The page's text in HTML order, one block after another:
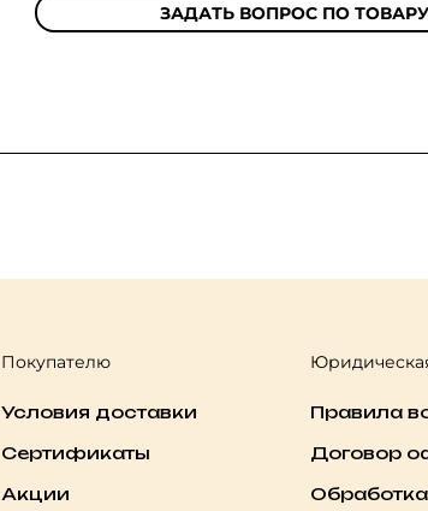
ЗАДАТЬ ВОПРОС ПО ТОВАРУ
Покупателю
Условия доставки
Сертификаты
Акции
Правила
Договор
Обработка